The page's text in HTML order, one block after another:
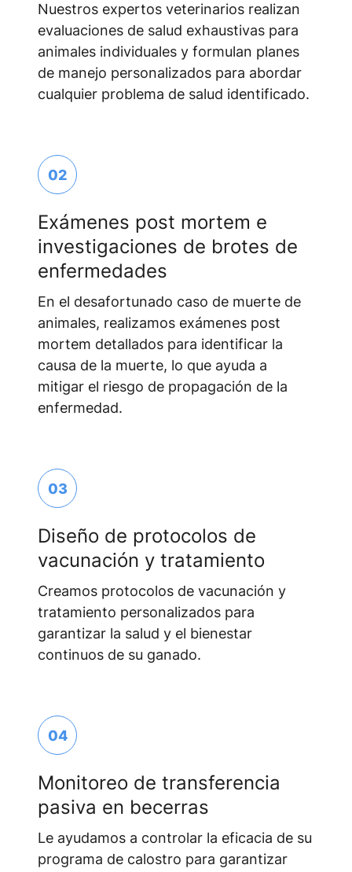
Nuestros expertos veterinarios realizan
evaluaciones de salud exhaustivas para
animales individuales y formulan planes
de manejo personalizados para abordar
cualquier problema de salud identificado.
02
Exámenes post mortem e
investigaciones de brotes de
enfermedades
En el desafortunado caso de muerte de
animales, realizamos exámenes post
mortem detallados para identificar la
causa de la muerte, lo que ayuda a
mitigar el riesgo de propagación de la
enfermedad.
03
Diseño de protocolos de
vacunación y tratamiento
Creamos protocolos de vacunación y
tratamiento personalizados para
garantizar la salud y el bienestar
continuos de su ganado.
04
Monitoreo de transferencia
pasiva en becerras
Le ayudamos a controlar la eficacia de su
programa de calostro para garantizar